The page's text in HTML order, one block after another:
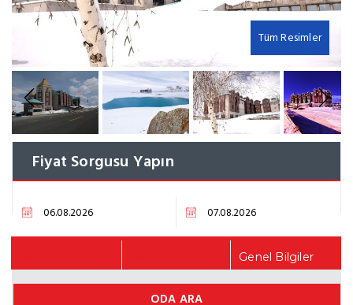
Tüm Resimler
Previous Next
Fiyat Sorgusu Yapın
ODA ARA
Genel Bilgiler